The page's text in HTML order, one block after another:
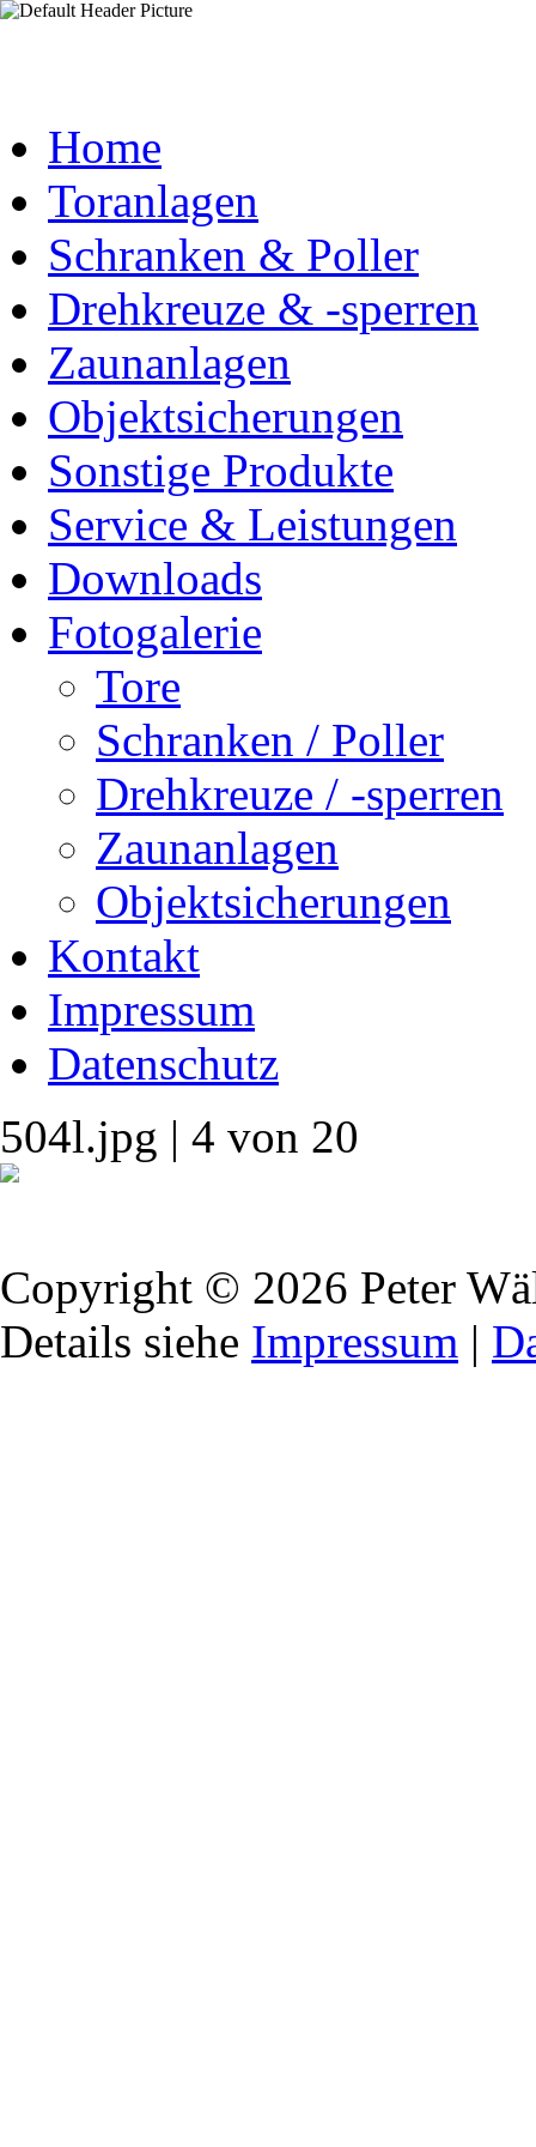
Home
Toranlagen
Schranken & Poller
Drehkreuze & -sperren
Zaunanlagen
Objektsicherungen
Sonstige Produkte
Service & Leistungen
Downloads
Fotogalerie
Tore
Schranken / Poller
Drehkreuze / -sperren
Zaunanlagen
Objektsicherungen
Kontakt
Impressum
Datenschutz
504l.jpg | 4 von 20
Copyright © 2026 Peter
Details siehe Impressum |